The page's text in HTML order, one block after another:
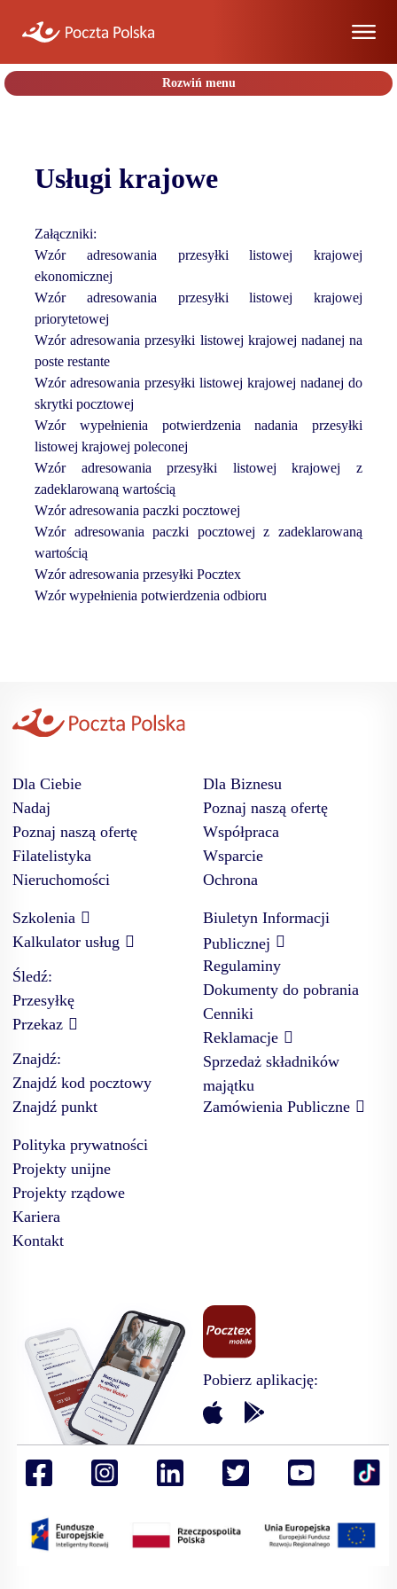
Rozwiń menu
usług
krajowych
usług
zagranicznych
Druki
pocztowe
Wzory
wypełniania
druków
Usługi
krajowe
Usługi
zagraniczne
Usługi
finansowe
Inne
Wydruki
Usługi krajowe
Załączniki:
Wzór adresowania przesyłki listowej krajowej
ekonomicznej
Wzór adresowania przesyłki listowej krajowej
priorytetowej
Wzór adresowania przesyłki listowej krajowej nadanej na
poste restante
Wzór adresowania przesyłki listowej krajowej nadanej do
skrytki pocztowej
Wzór wypełnienia potwierdzenia nadania przesyłki
listowej krajowej poleconej
Wzór adresowania przesyłki listowej krajowej z
zadeklarowaną wartością
Wzór adresowania paczki pocztowej
Wzór adresowania paczki pocztowej z zadeklarowaną
wartością
Wzór adresowania przesyłki Pocztex
Wzór wypełnienia potwierdzenia odbioru
Dla Ciebie
Nadaj
Poznaj naszą ofertę
Filatelistyka
Nieruchomości
Dla Biznesu
Poznaj naszą ofertę
Współpraca
Wsparcie
Ochrona
Szkolenia
Kalkulator usług
Śledź:
Przesyłkę
Przekaz
Znajdź:
Znajdź kod pocztowy
Znajdź punkt
Biuletyn Informacji
Publicznej
Regulaminy
Dokumenty do pobrania
Cenniki
Reklamacje
Sprzedaż składników
majątku
Zamówienia Publiczne
Polityka prywatności
Projekty unijne
Projekty rządowe
Kariera
Kontakt
Pobierz aplikację: